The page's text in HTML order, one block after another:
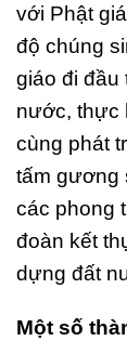
với Phật
độ chúng
giáo đi đầu
nước, thực
cùng phát
tấm gương
các phong
đoàn kết
dựng đất
Một số